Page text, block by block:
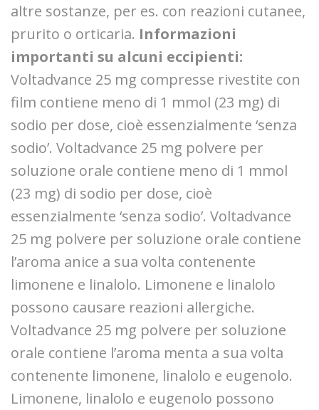
altre sostanze, per es. con reazioni cutanee,
prurito o orticaria. Informazioni
importanti su alcuni eccipienti:
Voltadvance 25 mg compresse rivestite con
film contiene meno di 1 mmol (23 mg) di
sodio per dose, cioè essenzialmente ‘senza
sodio’. Voltadvance 25 mg polvere per
soluzione orale contiene meno di 1 mmol
(23 mg) di sodio per dose, cioè
essenzialmente ‘senza sodio’. Voltadvance
25 mg polvere per soluzione orale contiene
l’aroma anice a sua volta contenente
limonene e linalolo. Limonene e linalolo
possono causare reazioni allergiche.
Voltadvance 25 mg polvere per soluzione
orale contiene l’aroma menta a sua volta
contenente limonene, linalolo e eugenolo.
Limonene, linalolo e eugenolo possono